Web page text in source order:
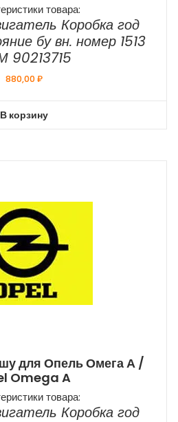
товара:
Коробка год
бу вн. номер 1513
90213715
880,00₽
В корзину
для Опель Омега А /
Omega A
товара:
Коробка год